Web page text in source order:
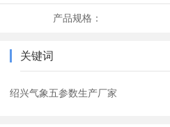
产品规格：
关键词
绍兴气象五参数生产厂家